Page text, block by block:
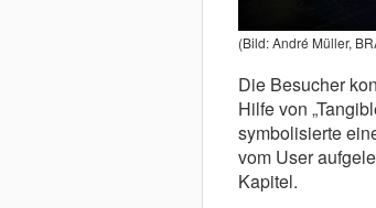
(Bild: André Müller,
Die Besucher
Hilfe von
symbolisierte
vom User
Kapitel.